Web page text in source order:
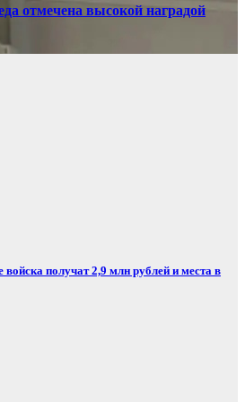
отмечена высокой наградой
получат 2,9 млн рублей и места в